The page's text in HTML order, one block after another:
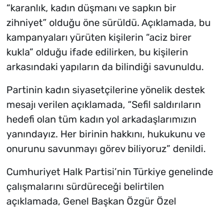
“karanlık, kadın düşmanı ve sapkın bir
zihniyet” olduğu öne sürüldü. Açıklamada, bu
kampanyaları yürüten kişilerin “aciz birer
kukla” olduğu ifade edilirken, bu kişilerin
arkasındaki yapıların da bilindiği savunuldu.
Partinin kadın siyasetçilerine yönelik destek
mesajı verilen açıklamada, “Sefil saldırıların
hedefi olan tüm kadın yol arkadaşlarımızın
yanındayız. Her birinin hakkını, hukukunu ve
onurunu savunmayı görev biliyoruz” denildi.
Cumhuriyet Halk Partisi’nin Türkiye genelinde
çalışmalarını sürdüreceği belirtilen
açıklamada, Genel Başkan Özgür Özel